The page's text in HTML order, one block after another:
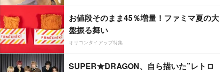
お値段そのまま45％増量！ファミマ夏の大
盤振る舞い
オリコンタイアップ特集
SUPER★DRAGON、自ら描いた”レトロ